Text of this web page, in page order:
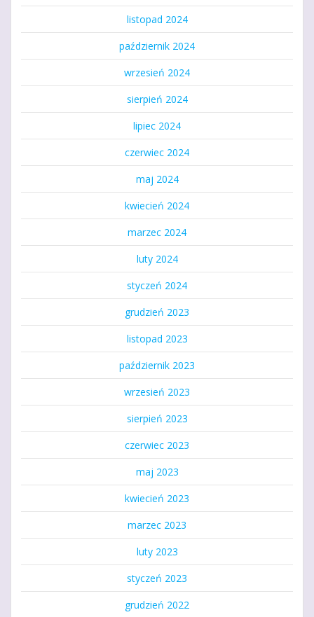
listopad 2024
październik 2024
wrzesień 2024
sierpień 2024
lipiec 2024
czerwiec 2024
maj 2024
kwiecień 2024
marzec 2024
luty 2024
styczeń 2024
grudzień 2023
listopad 2023
październik 2023
wrzesień 2023
sierpień 2023
czerwiec 2023
maj 2023
kwiecień 2023
marzec 2023
luty 2023
styczeń 2023
grudzień 2022